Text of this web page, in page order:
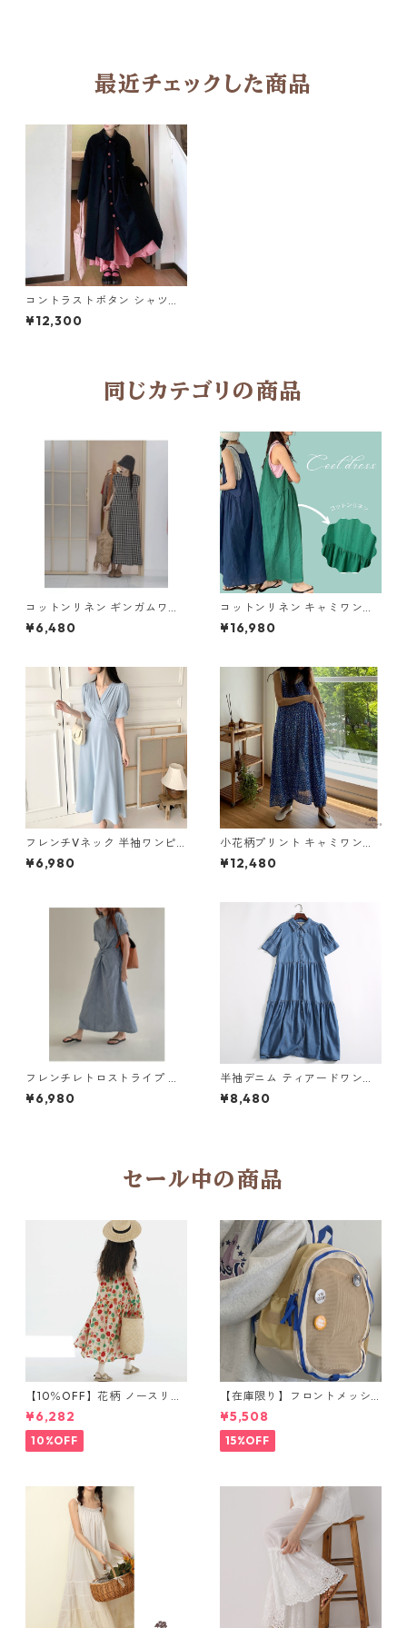
最近チェックした商品
コントラストボタン シャツワ
ンピース M 250048
¥12,300
同じカテゴリの商品
コットンリネン ギンガムワン
ピ Y 260076
¥6,480
コットンリネン キャミワンピ
M 2col 250325
¥16,980
フレンチVネック 半袖ワンピ
ース 6col Y 260082
¥6,980
小花柄プリント キャミワンピ
ース M 11081
¥12,480
フレンチレトロストライプ ワ
ンピース Y 260084
¥6,980
半袖デニム ティアードワンピ
ース Y 10638
¥8,480
セール中の商品
【10％OFF】花柄 ノースリー
ブワンピース 10768
¥6,282
10%OFF
【在庫限り】フロントメッシ
ュ バックパック M 2col 11170
¥5,508
15%OFF